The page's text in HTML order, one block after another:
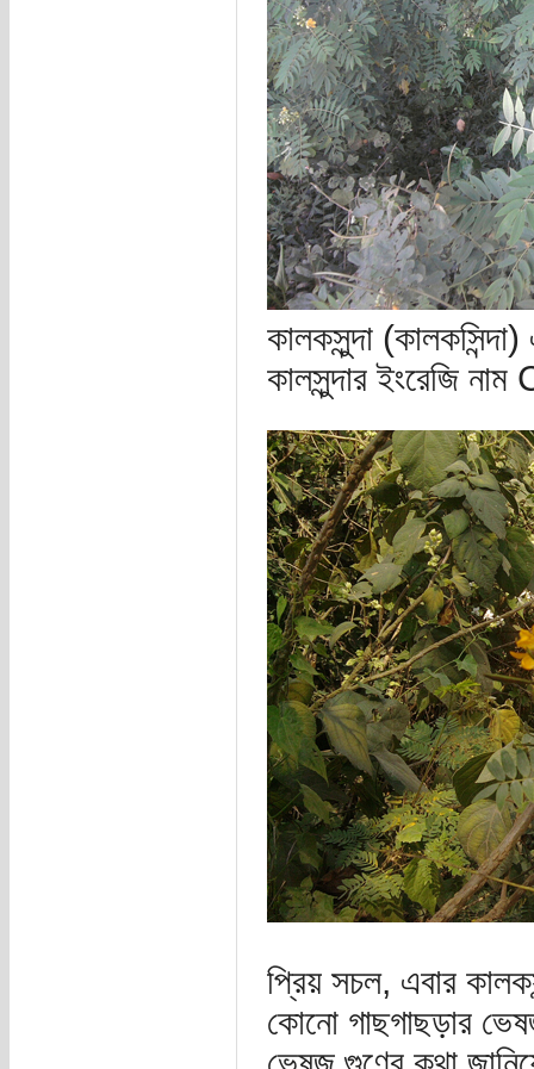
কালকসুন্দা
কালসুন্দার ইংরেজি
প্রিয় সচল, এবার
কোনো গাছগাছড়ার